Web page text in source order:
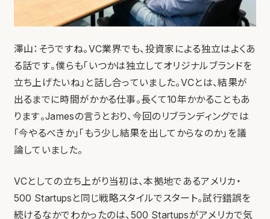
澤山：そうですね。VC業界でも、投資家による独立はよくあ
る話です。僕らも「いつかは独立してオリジナルブランドを
立ち上げたいね」と話し合っていました。VCとは、結果が
出るまでに時間がかかる仕事。長くて10年かかることもあ
ります。Jamesの言うとおり、今回のリブランディングでは
「今やるべきか」「もう少し結果を出してからなのか」を議
論していました。
VCとしての立ち上がり当初は、本拠地であるアメリカ・
500 Startupsと同じ戦略スタイルでスタート。試行錯誤を
続けるなかでわかったのは、500 Startupsがアメリカで気